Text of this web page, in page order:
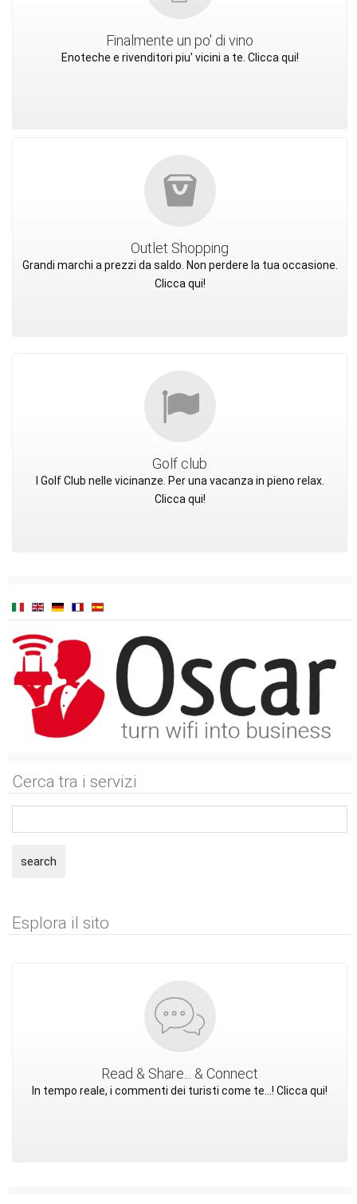
Finalmente un po' di vino
Enoteche e rivenditori piu' vicini a te. Clicca qui!
Outlet Shopping
Grandi marchi a prezzi da saldo. Non perdere la tua occasione.
Clicca qui!
Golf club
I Golf Club nelle vicinanze. Per una vacanza in pieno relax.
Clicca qui!
Cerca tra i servizi
search
Esplora il sito
Read & Share... & Connect
In tempo reale, i commenti dei turisti come te...! Clicca qui!